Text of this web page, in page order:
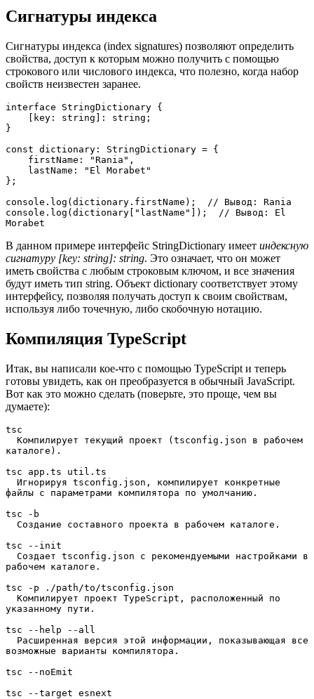
Сигнатуры индекса
Сигнатуры индекса (index signatures) позволяют определить
свойства, доступ к которым можно получить с помощью
строкового или числового индекса, что полезно, когда набор
свойств неизвестен заранее.
interface StringDictionary {
    [key: string]: string;
}
const dictionary: StringDictionary = {
    firstName: "Rania",
    lastName: "El Morabet"
};
console.log(dictionary.firstName);  // Вывод: Rania
console.log(dictionary["lastName"]);  // Вывод: El
Morabet
В данном примере интерфейс StringDictionary имеет индексную
сигнатуру [key: string]: string. Это означает, что он может
иметь свойства с любым строковым ключом, и все значения
будут иметь тип string. Объект dictionary соответствует этому
интерфейсу, позволяя получать доступ к своим свойствам,
используя либо точечную, либо скобочную нотацию.
Компиляция TypeScript
Итак, вы написали кое-что с помощью TypeScript и теперь
готовы увидеть, как он преобразуется в обычный JavaScript.
Вот как это можно сделать (поверьте, это проще, чем вы
думаете):
tsc
каталоге).
tsc app.ts util.ts
файлы с параметрами компилятора по умолчанию.
tsc -b
  Создание составного проекта в рабочем каталоге.
tsc --init
рабочем каталоге.
tsc -p ./path/to/tsconfig.json
указанному пути.
tsc --help --all
возможные варианты компилятора.
tsc --noEmit
tsc --target esnext